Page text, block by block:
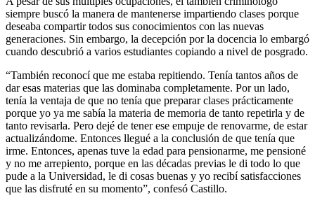
siempre buscó la manera de mantenerse impartiendo clases porque
deseaba compartir todos sus conocimientos con las nuevas
generaciones. Sin embargo, la decepción por la docencia lo embargó
cuando descubrió a varios estudiantes copiando a nivel de posgrado.
“También reconocí que me estaba repitiendo. Tenía tantos años de
dar esas materias que las dominaba completamente. Por un lado,
tenía la ventaja de que no tenía que preparar clases prácticamente
porque yo ya me sabía la materia de memoria de tanto repetirla y de
tanto revisarla. Pero dejé de tener ese empuje de renovarme, de estar
actualizándome. Entonces llegué a la conclusión de que tenía que
irme. Entonces, apenas tuve la edad para pensionarme, me pensioné
y no me arrepiento, porque en las décadas previas le di todo lo que
pude a la Universidad, le di cosas buenas y yo recibí satisfacciones
que las disfruté en su momento”, confesó Castillo.